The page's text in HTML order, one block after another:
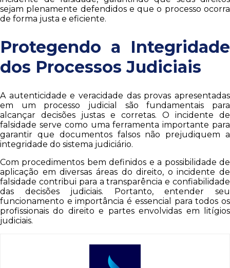
sejam plenamente defendidos e que o processo ocorra
de forma justa e eficiente.
Protegendo a Integridade
dos Processos Judiciais
A autenticidade e veracidade das provas apresentadas
em um processo judicial são fundamentais para
alcançar decisões justas e corretas. O incidente de
falsidade serve como uma ferramenta importante para
garantir que documentos falsos não prejudiquem a
integridade do sistema judiciário.
Com procedimentos bem definidos e a possibilidade de
aplicação em diversas áreas do direito, o incidente de
falsidade contribui para a transparência e confiabilidade
das decisões judiciais. Portanto, entender seu
funcionamento e importância é essencial para todos os
profissionais do direito e partes envolvidas em litígios
judiciais.